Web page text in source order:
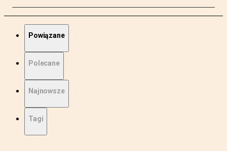
Powiązane
Polecane
Najnowsze
Tagi